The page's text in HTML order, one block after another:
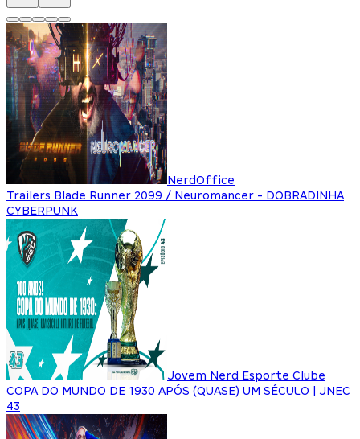
NerdOffice
Trailers Blade Runner 2099 / Neuromancer - DOBRADINHA
CYBERPUNK
Jovem Nerd Esporte Clube
COPA DO MUNDO DE 1930 APÓS (QUASE) UM SÉCULO | JNEC
43